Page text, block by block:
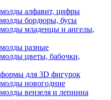
алфавит, цифры
бордюры, бусы
младенцы и ангелы,
разные
цветы, бабочки,
для 3D фигурок
новогодние
вензеля и лепнина